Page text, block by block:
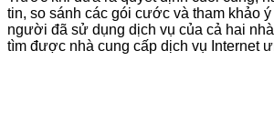
tin, so sánh các gói cước và tham khảo
người đã sử dụng dịch vụ của cả hai
tìm được nhà cung cấp dịch vụ Internet